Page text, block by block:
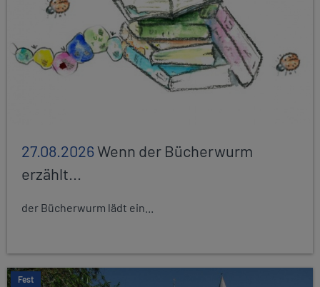
27.08.2026Wenn der Bücherwurm
erzählt...
der Bücherwurm lädt ein...
Fest